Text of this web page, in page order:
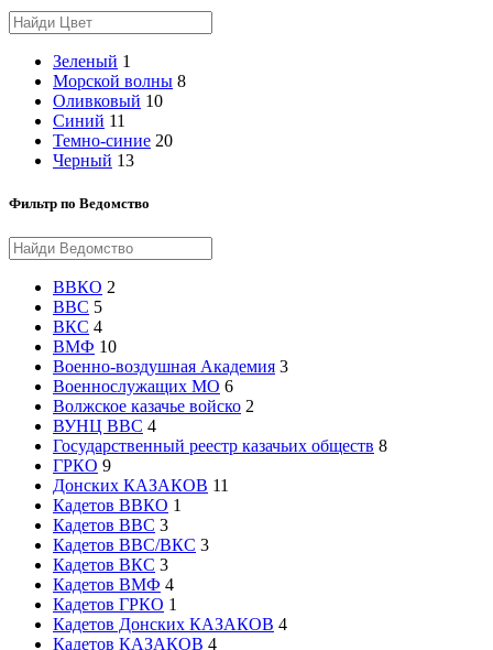
Зеленый 1
Морской волны 8
Оливковый 10
Синий 11
Темно-синие 20
Черный 13
Фильтр по Ведомство
ВВКО 2
ВВС 5
ВКС 4
ВМФ 10
Военно-воздушная Академия 3
Военнослужащих МО 6
Волжское казачье войско 2
ВУНЦ ВВС 4
Государственный реестр казачьих обществ 8
ГРКО 9
Донских КАЗАКОВ 11
Кадетов ВВКО 1
Кадетов ВВС 3
Кадетов ВВС/ВКС 3
Кадетов ВКС 3
Кадетов ВМФ 4
Кадетов ГРКО 1
Кадетов Донских КАЗАКОВ 4
Кадетов КАЗАКОВ 4